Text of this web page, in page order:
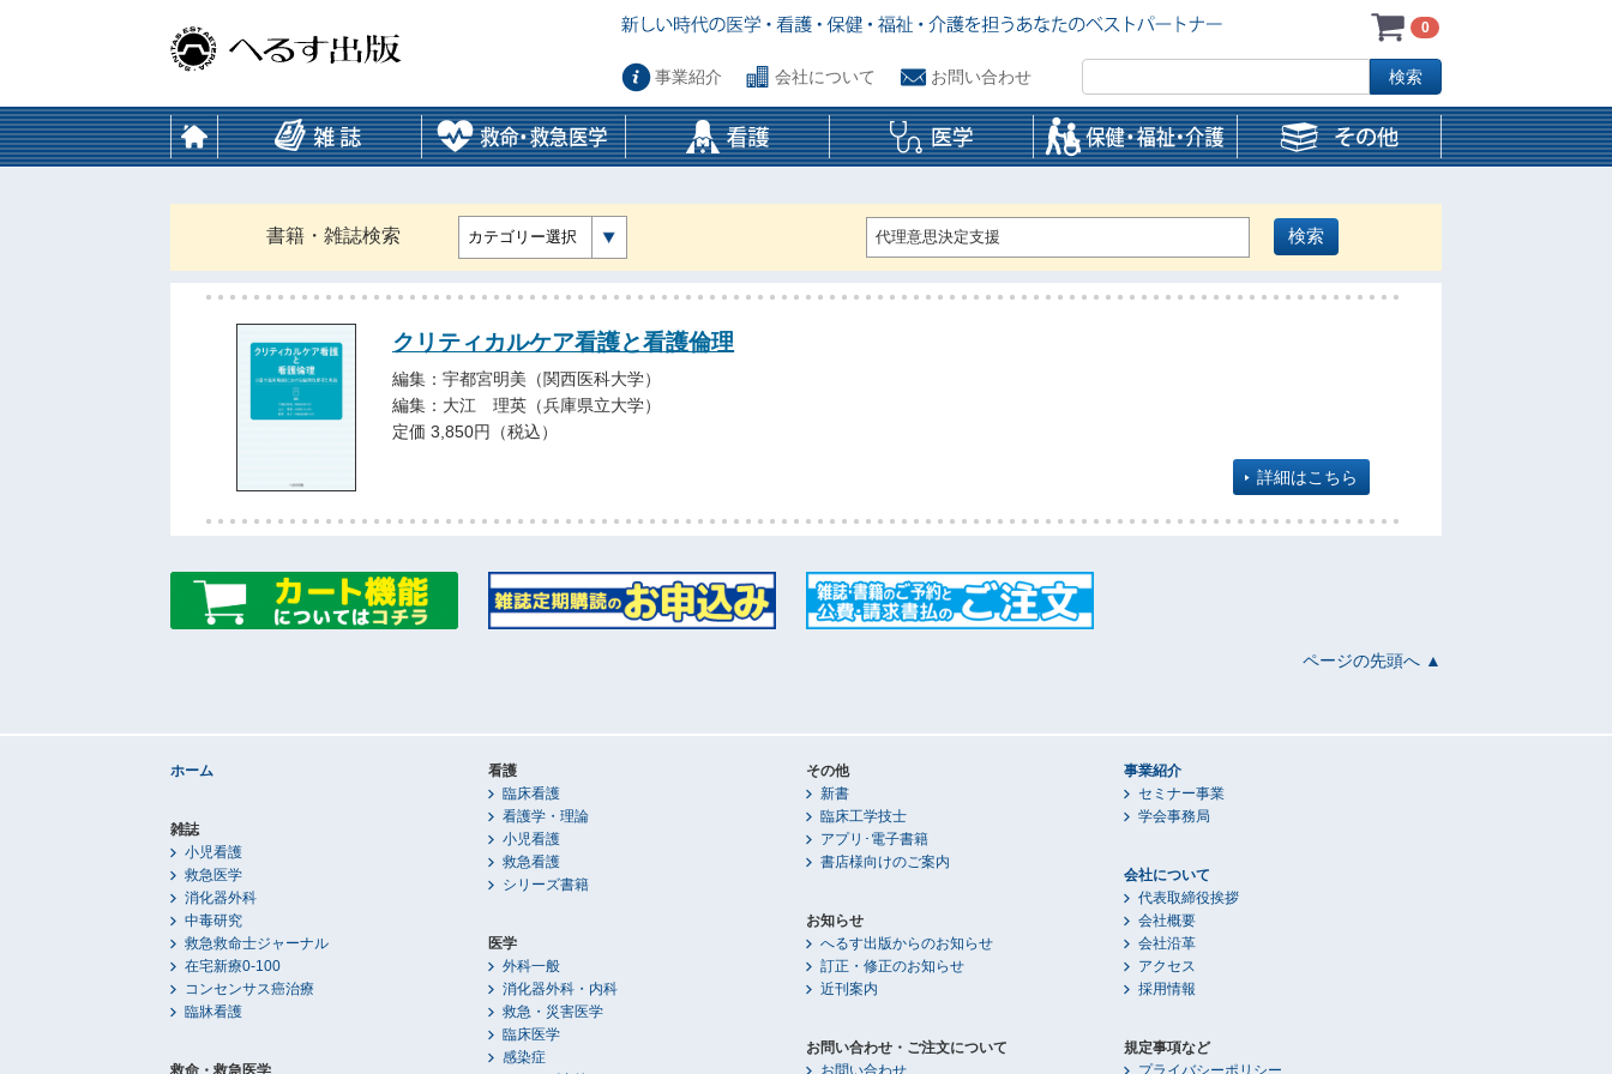
0
事業紹介 会社について お問い合わせ
書籍・雑誌検索 カテゴリー選択
クリティカルケア看護と看護倫理
編集：宇都宮明美（関西医科大学）
編集：大江 理英（兵庫県立大学）
定価 3,850円（税込）
詳細はこちら
ページの先頭へ ▲
ホーム
雑誌
小児看護
救急医学
消化器外科
中毒研究
救急救命士ジャーナル
在宅新療0-100
コンセンサス癌治療
臨牀看護
救命・救急医学
看護
臨床看護
看護学・理論
小児看護
救急看護
シリーズ書籍
医学
外科一般
消化器外科・内科
救急・災害医学
臨床医学
感染症
その他
新書
臨床工学技士
アプリ･電子書籍
書店様向けのご案内
お知らせ
へるす出版からのお知らせ
訂正・修正のお知らせ
近刊案内
お問い合わせ・ご注文について
お問い合わせ
事業紹介
セミナー事業
学会事務局
会社について
代表取締役挨拶
会社概要
会社沿革
アクセス
採用情報
規定事項など
プライバシーポリシー